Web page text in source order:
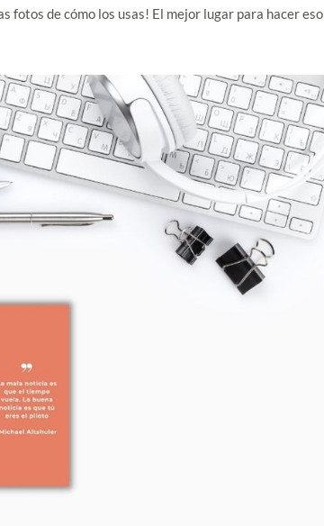
fotos de cómo los usas! El mejor lugar para hacer eso